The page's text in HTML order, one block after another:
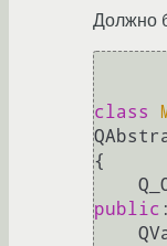
Должно
class
{
public :